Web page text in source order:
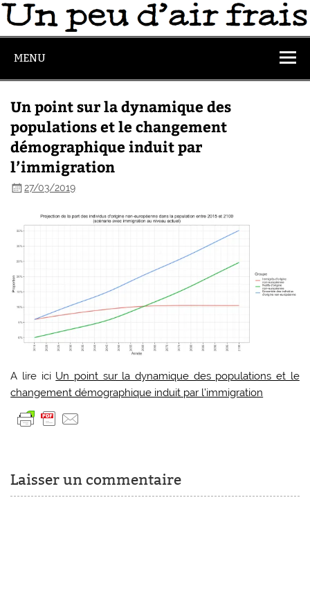
MENU
Un point sur la dynamique des
populations et le changement
démographique induit par
l’immigration
27/03/2019
A lire ici Un point sur la dynamique des populations et le
changement démographique induit par l’immigration
Laisser un commentaire